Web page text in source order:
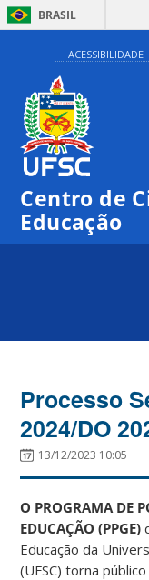
BRASIL
ACESSIBILIDADE
Centro de
Educação
Processo
2024/DO
13/12/2023 10:05
O PROGRAMA DE
EDUCAÇÃO (PPGE)
Educação da
(UFSC) torna